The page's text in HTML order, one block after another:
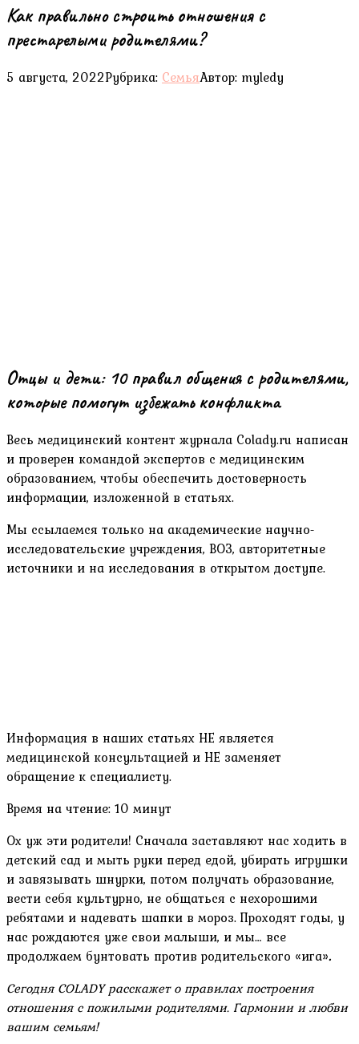
Как правильно строить отношения с
престарелыми родителями?
5 августа, 2022Рубрика: СемьяАвтор: myledy
Отцы и дети: 10 правил общения с родителями,
которые помогут избежать конфликта
Весь медицинский контент журнала Colady.ru написан
и проверен командой экспертов с медицинским
образованием, чтобы обеспечить достоверность
информации, изложенной в статьях.
Мы ссылаемся только на академические научно-
исследовательские учреждения, ВОЗ, авторитетные
источники и на исследования в открытом доступе.
Информация в наших статьях НЕ является
медицинской консультацией и НЕ заменяет
обращение к специалисту.
Время на чтение: 10 минут
Ох уж эти родители! Сначала заставляют нас ходить в
детский сад и мыть руки перед едой, убирать игрушки
и завязывать шнурки, потом получать образование,
вести себя культурно, не общаться с нехорошими
ребятами и надевать шапки в мороз. Проходят годы, у
нас рождаются уже свои малыши, и мы… все
продолжаем бунтовать против родительского «ига».
Сегодня COLADY расскажет о правилах построения
отношения с пожилыми родителями. Гармонии и любви
вашим семьям!